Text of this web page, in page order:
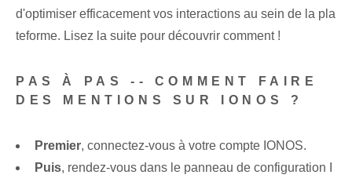
d'optimiser efficacement vos interactions au sein de la pla
teforme. Lisez la suite pour découvrir comment !
PAS À PAS -- COMMENT FAIRE
DES MENTIONS SUR IONOS ?
Premier, connectez-vous à votre compte IONOS.
Puis, rendez-vous dans le panneau de configuration I